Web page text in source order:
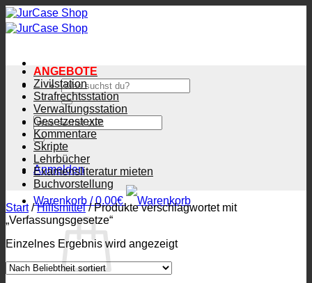
Zum
Inhalt
springen
Suchen
nach:
Suchen
nach:
Anmelden
Warenkorb /0.00€
ANGEBOTE
Zivilstation
Strafrechtsstation
Verwaltungsstation
Gesetzestexte
Kommentare
Skripte
Lehrbücher
Examensliteratur mieten
Buchvorstellung
Start / Hilfsmittel /Produkte verschlagwortet mit
„Verfassungsgesetze“
Einzelnes Ergebnis wird angezeigt